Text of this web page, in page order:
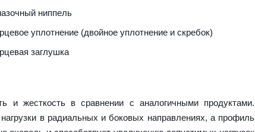
ниппель
уплотнение (двойное уплотнение и скребок)
заглушка
и жесткость в сравнении с аналогичными продуктами.
в радиальных и боковых направлениях, а профиль